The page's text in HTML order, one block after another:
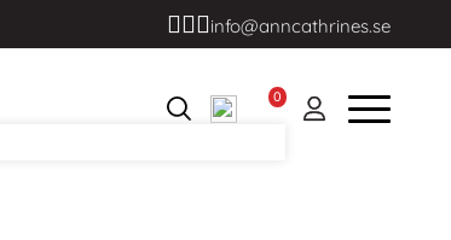
info@anncathrines.se
0